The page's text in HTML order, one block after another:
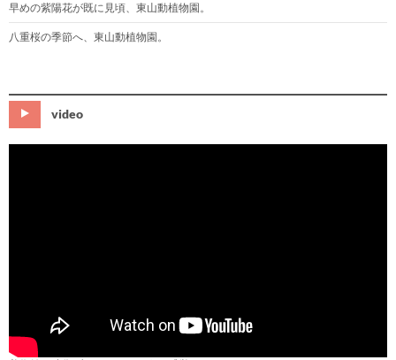
早めの紫陽花が既に見頃、東山動植物園。
八重桜の季節へ、東山動植物園。
video